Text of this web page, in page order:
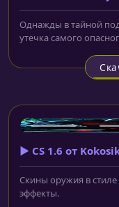
Однажды в тайной
утечка самого
▶️ CS 1.6 от
Скины оружия в
эффекты.